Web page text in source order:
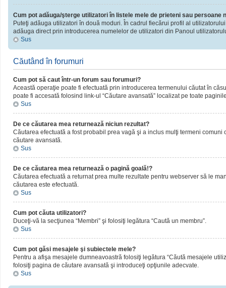
Cum pot adăuga/şterge utilizatori în listele mele de prieteni sau persoane
Puteţi adăuga utilizatori în două moduri. În cadrul fiecărui profil al
adăuga direct prin introducerea numelelor de utilizatori din Panoul
Sus
Căutând în forumuri
Cum pot să caut într-un forum sau forumuri?
Această operaţie poate fi efectuată prin introducerea termenului căutat în
poate fi accesată folosind link-ul “Căutare avansată” localizat pe toate
Sus
De ce căutarea mea returnează niciun rezultat?
Căutarea efectuată a fost probabil prea vagă şi a inclus mulţi termeni
căutare avansată.
Sus
De ce căutarea mea returnează o pagină goală!?
Căutarea efectuată a returnat prea multe rezultate pentru webserver să le
căutarea este efectuată.
Sus
Cum pot căuta utilizatori?
Duceţi-vă la secţiunea “Membri” şi folosiţi legătura “Caută un membru”.
Sus
Cum pot găsi mesajele şi subiectele mele?
Pentru a afişa mesajele dumneavoastră folosiţi legătura “Căută mesajele
folosiţi pagina de căutare avansată şi introduceţi opţiunile adecvate.
Sus